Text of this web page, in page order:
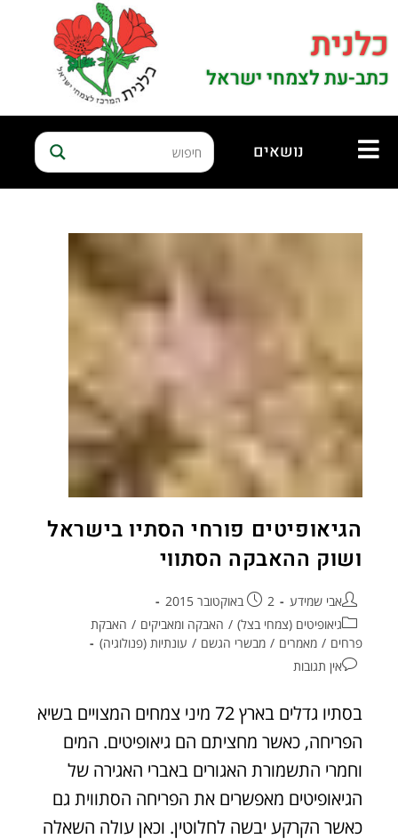
כלנית
כתב-עת לצמחי ישראל
נושאים
הגיאופיטים פורחי הסתיו בישראל
ושוק ההאבקה הסתווי
אבי שמידע
2 באוקטובר 2015
גיאופיטים (צמחי בצל) / האבקה ומאביקים / האבקת
פרחים / מאמרים / מבשרי הגשם / עונתיות (פנולוגיה)
אין תגובות
בסתיו גדלים בארץ 72 מיני צמחים המצויים בשיא
הפריחה, כאשר מחציתם הם גיאופיטים. המים
וחמרי התשמורת האגורים באברי האגירה של
הגיאופיטים מאפשרים את הפריחה הסתווית גם
כאשר הקרקע יבשה לחלוטין. וכאן עולה השאלה